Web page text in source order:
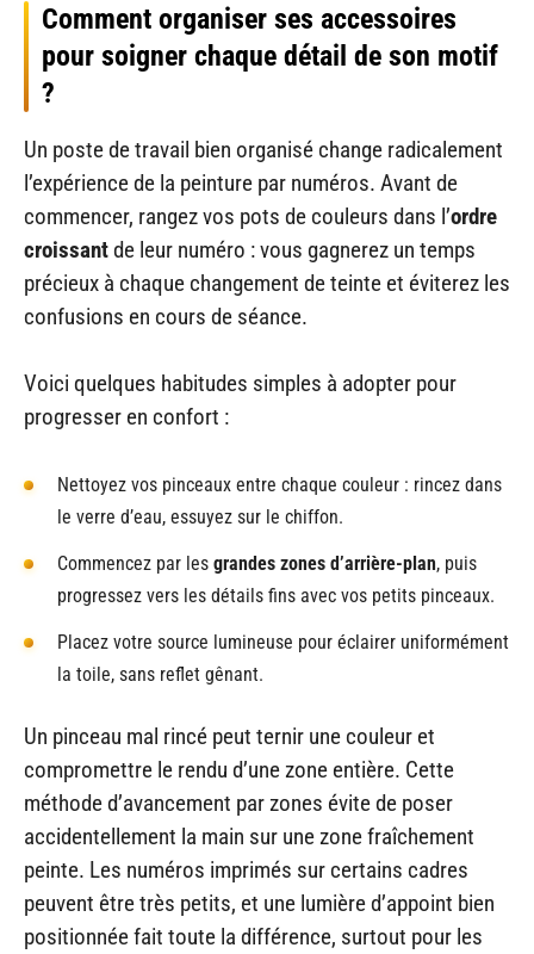
Comment organiser ses accessoires
pour soigner chaque détail de son motif
?
Un poste de travail bien organisé change radicalement
l’expérience de la peinture par numéros. Avant de
commencer, rangez vos pots de couleurs dans l’ordre
croissantde leur numéro : vous gagnerez un temps
précieux à chaque changement de teinte et éviterez les
confusions en cours de séance.
Voici quelques habitudes simples à adopter pour
progresser en confort :
Nettoyez vos pinceaux entre chaque couleur : rincez dans
le verre d’eau, essuyez sur le chiffon.
Commencez par les grandes zones d’arrière-plan, puis
progressez vers les détails fins avec vos petits pinceaux.
Placez votre source lumineuse pour éclairer uniformément
la toile, sans reflet gênant.
Un pinceau mal rincé peut ternir une couleur et
compromettre le rendu d’une zone entière. Cette
méthode d’avancement par zones évite de poser
accidentellement la main sur une zone fraîchement
peinte. Les numéros imprimés sur certains cadres
peuvent être très petits, et une lumière d’appoint bien
positionnée fait toute la différence, surtout pour les